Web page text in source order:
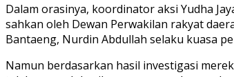
Dalam orasinya, koordinator aksi Yudha
sahkan oleh Dewan Perwakilan rakyat
Bantaeng, Nurdin Abdullah selaku kuasa
Namun berdasarkan hasil investigasi